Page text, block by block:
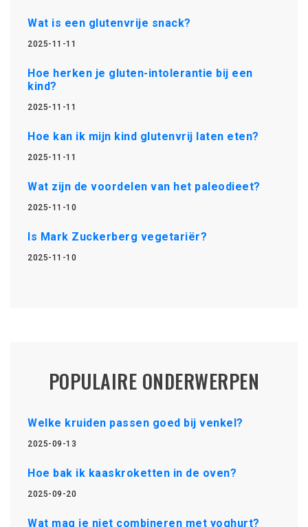
Wat is een glutenvrije snack?
2025-11-11
Hoe herken je gluten-intolerantie bij een
kind?
2025-11-11
Hoe kan ik mijn kind glutenvrij laten eten?
2025-11-11
Wat zijn de voordelen van het paleodieet?
2025-11-10
Is Mark Zuckerberg vegetariër?
2025-11-10
POPULAIRE ONDERWERPEN
Welke kruiden passen goed bij venkel?
2025-09-13
Hoe bak ik kaaskroketten in de oven?
2025-09-20
Wat mag je niet combineren met yoghurt?